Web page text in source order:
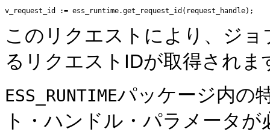
このリクエストにより、ジ
るリクエストIDが取得されま
ESS_RUNTIMEパッケージ内の
ト・ハンドル・パラメータ